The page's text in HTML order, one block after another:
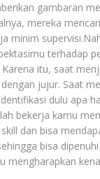
gambaran
mereka
minim
terhadap
itu, saat
jujur. Saat
dulu apa
bekerja kamu
dan bisa
bisa
mengharapkan